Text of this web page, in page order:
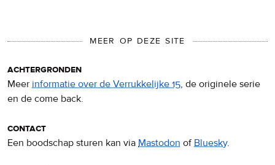
MEER OP DEZE SITE
achtergronden
Meer informatie over de Verrukkelijke 15, de originele serie
en de come back.
contact
Een boodschap sturen kan via Mastodon of Bluesky.